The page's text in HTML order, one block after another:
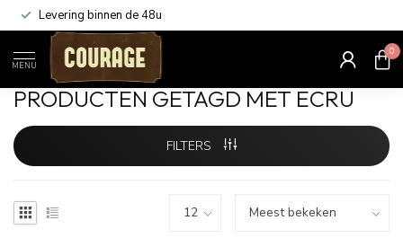
Levering binnen de 48u
MENU
0
Home Tags / Ecru
PRODUCTEN GETAGD MET ECRU
FILTERS